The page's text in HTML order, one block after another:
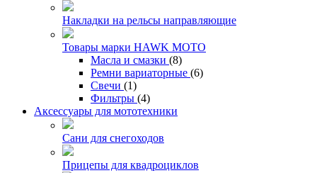
Накладки на рельсы направляющие
Товары марки HAWK MOTO
Масла и смазки (8)
Ремни вариаторные (6)
Свечи (1)
Фильтры (4)
Аксессуары для мототехники
Сани для снегоходов
Прицепы для квадроциклов